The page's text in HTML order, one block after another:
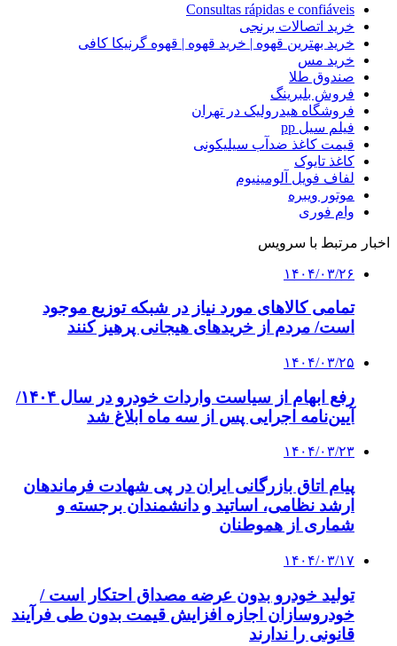
Consultas rápidas e confiáveis
خرید اتصالات برنجی
خرید بهترین قهوه | خرید قهوه | قهوه گرنیکا کافی
خرید مس
صندوق طلا
فروش بلبرینگ
فروشگاه هیدرولیک در تهران
فیلم سیل pp
قیمت کاغذ ضدآب سیلیکونی
کاغذ تایوک
لفاف فویل آلومینیوم
موتور ویبره
وام فوری
اخبار مرتبط با سرویس
۱۴۰۴/۰۳/۲۶
تمامی کالاهای مورد نیاز در شبکه توزیع موجود
است/ مردم از خریدهای هیجانی پرهیز کنند
۱۴۰۴/۰۳/۲۵
رفع ابهام از سیاست واردات خودرو در سال ۱۴۰۴/
آیین‌نامه اجرایی پس از سه ماه ابلاغ شد
۱۴۰۴/۰۳/۲۳
پیام اتاق بازرگانی ایران در پی شهادت فرماندهان
ارشد نظامی، اساتید و دانشمندان برجسته و
شماری از هموطنان
۱۴۰۴/۰۳/۱۷
تولید خودرو بدون عرضه مصداق احتکار است /
خودروسازان اجازه افزایش قیمت بدون طی فرآیند
قانونی را ندارند